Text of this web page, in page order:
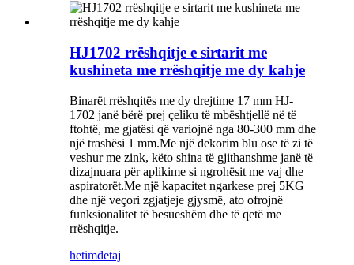
HJ1702 rrëshqitje e sirtarit me
kushineta me rrëshqitje me dy kahje
Binarët rrëshqitës me dy drejtime 17 mm HJ-
1702 janë bërë prej çeliku të mbështjellë në të
ftohtë, me gjatësi që variojnë nga 80-300 mm dhe
një trashësi 1 mm.Me një dekorim blu ose të zi të
veshur me zink, këto shina të gjithanshme janë të
dizajnuara për aplikime si ngrohësit me vaj dhe
aspiratorët.Me një kapacitet ngarkese prej 5KG
dhe një veçori zgjatjeje gjysmë, ato ofrojnë
funksionalitet të besueshëm dhe të qetë me
rrëshqitje.
hetimdetaj